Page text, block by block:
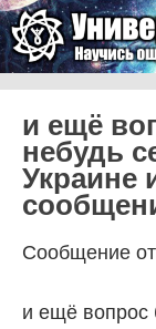
и ещё
небудь
Украине
Сообщение
и ещё вопрос